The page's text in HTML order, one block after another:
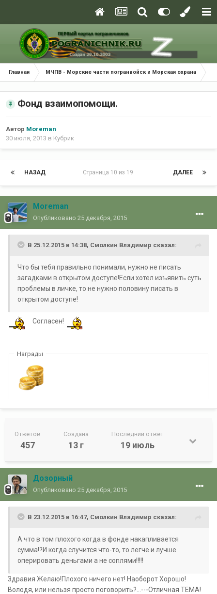
Главная МЧПВ - Морские части погранвойск и Морская охрана
Фонд взаимопомощи.
Автор Moreman
30 июля, 2013 в Кубрик
НАЗАД ДАЛЕЕ
Страница 10 из 19
Moreman
Опубликовано 25 декабря, 2015
В 25.12.2015 в 14:38, Смолкин Владимир сказал:
Что бы тебя правильно понимали, нужно не писать
загадками в открытом доступе!Если хотел изъявить суть
проблемы в личке, то не нужно половину писать в
открытом доступе!
Согласен!
Награды
Ответов
457
Создана
13 г
Последний ответ
19 июль
Дозорный
Опубликовано 25 декабря, 2015
В 23.12.2015 в 16:47, Смолкин Владимир сказал:
А что в том плохого когда в фонде накапливается
сумма!?И когда случится что-то, то легче и лучше
оперировать деньгами а не соплями!!!!!
Здравия Желаю!Плохого ничего нет! Наоборот Хорошо!
Володя, или нельзя просто поговорить?...---Отличная ТЕМА!